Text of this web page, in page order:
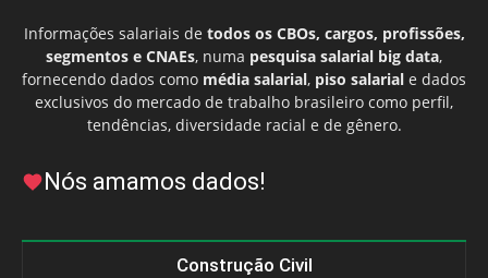
Informações salariais de todos os CBOs, cargos, profissões,
segmentos e CNAEs, numa pesquisa salarial big data,
fornecendo dados como média salarial, piso salarial e dados
exclusivos do mercado de trabalho brasileiro como perfil,
tendências, diversidade racial e de gênero.
Nós amamos dados!
Construção Civil